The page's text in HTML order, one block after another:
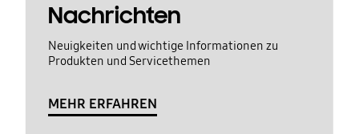
Nachrichten
Neuigkeiten und wichtige Informationen zu
Produkten und Servicethemen
MEHR ERFAHREN